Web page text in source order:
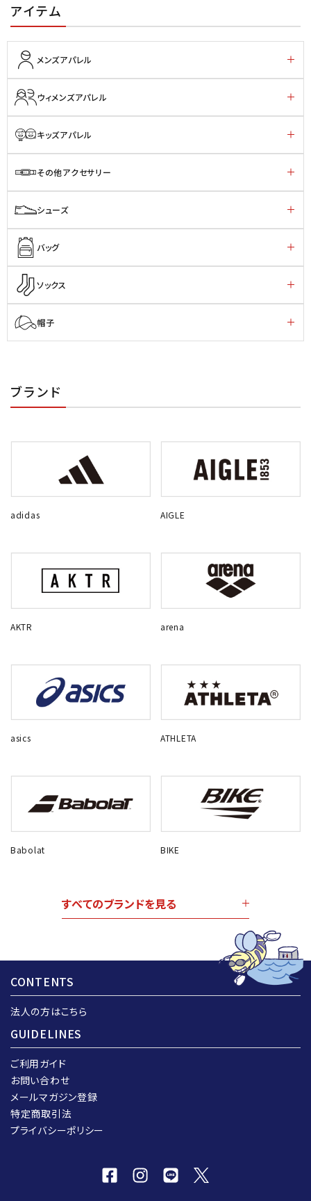
アイテム
メンズアパレル
ウィメンズアパレル
キッズアパレル
その他アクセサリー
シューズ
バッグ
ソックス
帽子
ブランド
adidas AIGLE
AKTR arena
asics ATHLETA
Babolat BIKE
すべてのブランドを見る
CONTENTS
法人の方はこちら
GUIDELINES
ご利用ガイド
お問い合わせ
メールマガジン登録
特定商取引法
プライバシーポリシー